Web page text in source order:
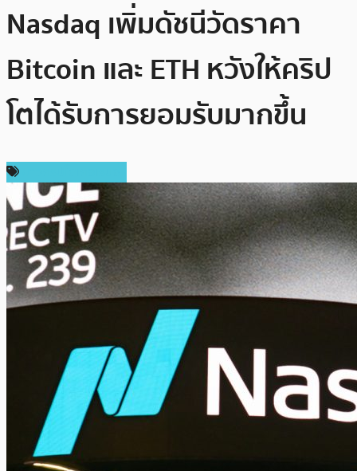
Nasdaq เพิ่มดัชนีวัดราคา
Bitcoin และ ETH หวังให้คริป
โตได้รับการยอมรับมากขึ้น